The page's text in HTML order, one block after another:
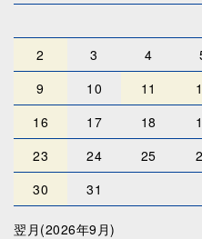
2
3 4
9
10 11
16
17 18
23
24 25
30
31
翌月(2026年9月)